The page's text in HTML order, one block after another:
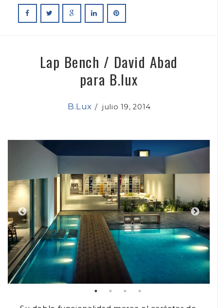
Lap Bench / David Abad
para B.lux
B.Lux /julio 19, 2014